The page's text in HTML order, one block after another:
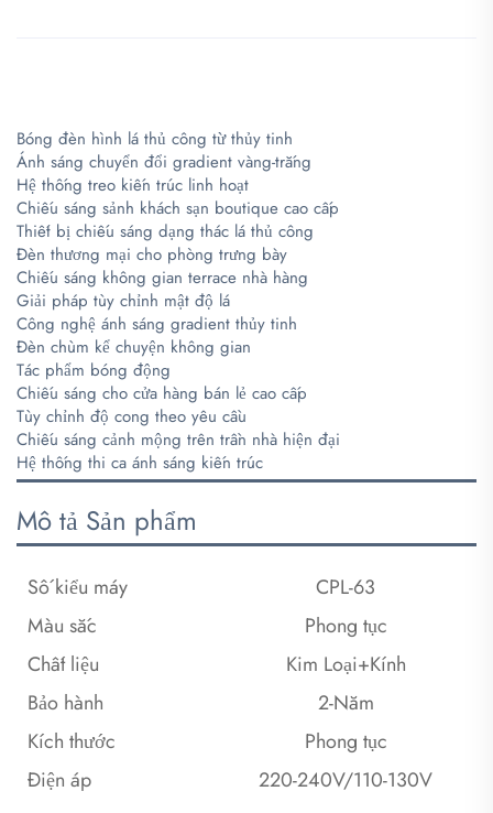
Bóng đèn hình lá thủ công từ thủy tinh
Ánh sáng chuyển đổi gradient vàng-trắng
Hệ thống treo kiến trúc linh hoạt
Chiếu sáng sảnh khách sạn boutique cao cấp
Thiết bị chiếu sáng dạng thác lá thủ công
Đèn thương mại cho phòng trưng bày
Chiếu sáng không gian terrace nhà hàng
Giải pháp tùy chỉnh mật độ lá
Công nghệ ánh sáng gradient thủy tinh
Đèn chùm kể chuyện không gian
Tác phẩm bóng động
Chiếu sáng cho cửa hàng bán lẻ cao cấp
Tùy chỉnh độ cong theo yêu cầu
Chiếu sáng cảnh mộng trên trần nhà hiện đại
Hệ thống thi ca ánh sáng kiến trúc
Mô tả Sản phẩm
Số kiểu máy
CPL-63
Màu sắc
Phong tục
Chất liệu
Kim Loại+Kính
Bảo hành
2-Năm
Kích thước
Phong tục
Điện áp
220-240V/110-130V